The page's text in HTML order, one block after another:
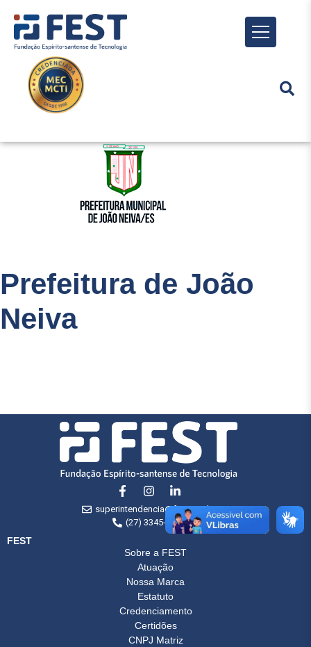
Menu
Prefeitura de João
Neiva
superintendencia@fest.org.br
(27) 3345-7555
FEST
Sobre a FEST
Atuação
Nossa Marca
Estatuto
Credenciamento
Certidões
CNPJ Matriz